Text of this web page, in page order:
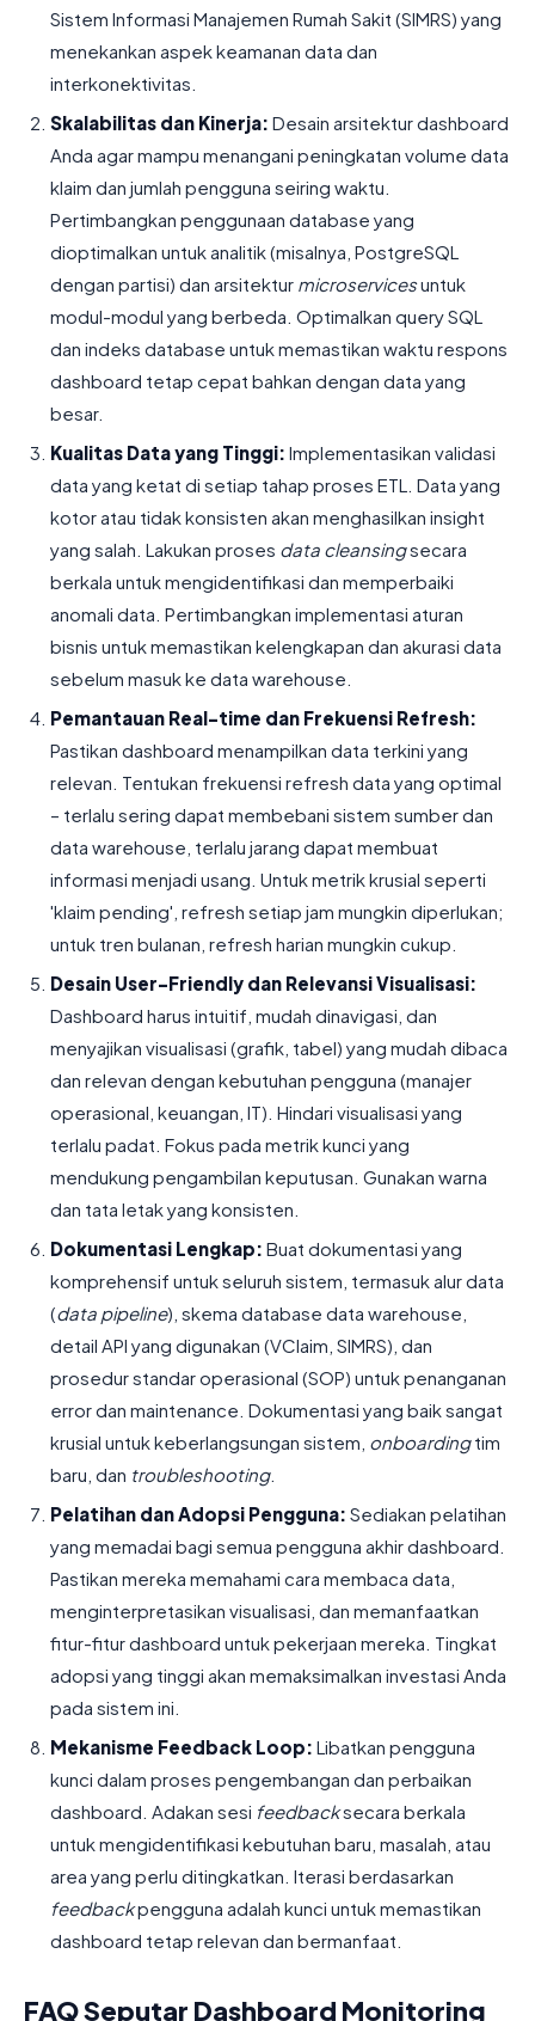
Sistem Informasi Manajemen Rumah Sakit (SIMRS) yang
menekankan aspek keamanan data dan
interkonektivitas.
Skalabilitas dan Kinerja: Desain arsitektur dashboard
Anda agar mampu menangani peningkatan volume data
klaim dan jumlah pengguna seiring waktu.
Pertimbangkan penggunaan database yang
dioptimalkan untuk analitik (misalnya, PostgreSQL
dengan partisi) dan arsitektur microservicesuntuk
modul-modul yang berbeda. Optimalkan query SQL
dan indeks database untuk memastikan waktu respons
dashboard tetap cepat bahkan dengan data yang
besar.
Kualitas Data yang Tinggi: Implementasikan validasi
data yang ketat di setiap tahap proses ETL. Data yang
kotor atau tidak konsisten akan menghasilkan insight
yang salah. Lakukan proses data cleansingsecara
berkala untuk mengidentifikasi dan memperbaiki
anomali data. Pertimbangkan implementasi aturan
bisnis untuk memastikan kelengkapan dan akurasi data
sebelum masuk ke data warehouse.
Pemantauan Real-time dan Frekuensi Refresh:
Pastikan dashboard menampilkan data terkini yang
relevan. Tentukan frekuensi refresh data yang optimal
– terlalu sering dapat membebani sistem sumber dan
data warehouse, terlalu jarang dapat membuat
informasi menjadi usang. Untuk metrik krusial seperti
'klaim pending', refresh setiap jam mungkin diperlukan;
untuk tren bulanan, refresh harian mungkin cukup.
Desain User-Friendly dan Relevansi Visualisasi:
Dashboard harus intuitif, mudah dinavigasi, dan
menyajikan visualisasi (grafik, tabel) yang mudah dibaca
dan relevan dengan kebutuhan pengguna (manajer
operasional, keuangan, IT). Hindari visualisasi yang
terlalu padat. Fokus pada metrik kunci yang
mendukung pengambilan keputusan. Gunakan warna
dan tata letak yang konsisten.
Dokumentasi Lengkap: Buat dokumentasi yang
komprehensif untuk seluruh sistem, termasuk alur data
(data pipeline), skema database data warehouse,
detail API yang digunakan (VClaim, SIMRS), dan
prosedur standar operasional (SOP) untuk penanganan
error dan maintenance. Dokumentasi yang baik sangat
krusial untuk keberlangsungan sistem, onboardingtim
baru, dan troubleshooting.
Pelatihan dan Adopsi Pengguna: Sediakan pelatihan
yang memadai bagi semua pengguna akhir dashboard.
Pastikan mereka memahami cara membaca data,
menginterpretasikan visualisasi, dan memanfaatkan
fitur-fitur dashboard untuk pekerjaan mereka. Tingkat
adopsi yang tinggi akan memaksimalkan investasi Anda
pada sistem ini.
Mekanisme Feedback Loop: Libatkan pengguna
kunci dalam proses pengembangan dan perbaikan
dashboard. Adakan sesi feedbacksecara berkala
untuk mengidentifikasi kebutuhan baru, masalah, atau
area yang perlu ditingkatkan. Iterasi berdasarkan
feedbackpengguna adalah kunci untuk memastikan
dashboard tetap relevan dan bermanfaat.
FAQ Seputar Dashboard Monitoring